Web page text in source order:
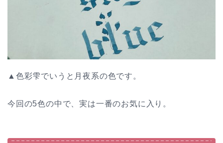
▲色彩雫でいうと月夜系の色です。
今回の5色の中で、実は一番のお気に入り。